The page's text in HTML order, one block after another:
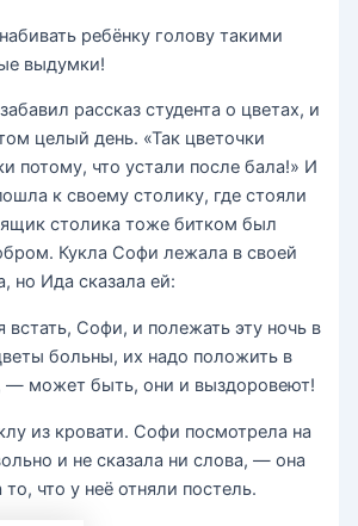
ребёнку голову такими
выдумки!
рассказ студента о цветах, и
целый день. «Так цветочки
потому, что устали после бала!» И
к своему столику, где стояли
столика тоже битком был
Кукла Софи лежала в своей
но Ида сказала ей:
Софи, и полежать эту ночь в
больны, их надо положить в
— может быть, они и выздоровеют!
из кровати. Софи посмотрела на
и не сказала ни слова, — она
что у неё отняли постель.